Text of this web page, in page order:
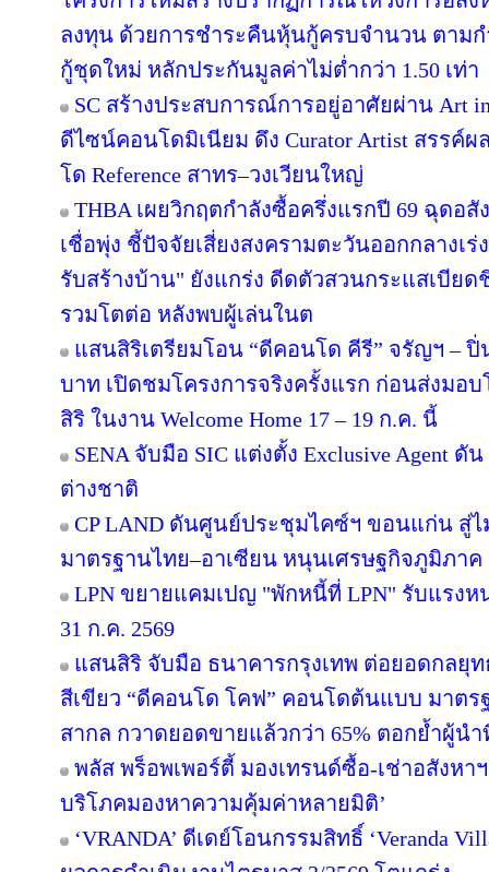
ลงทุน ด้วยการชำระคืนหุ้นกู้ครบจำนวน ตาม
กู้ชุดใหม่ หลักประกันมูลค่าไม่ต่ำกว่า 1.50 เท่า
SC สร้างประสบการณ์การอยู่อาศัยผ่าน Art
ดีไซน์คอนโดมิเนียม ดึง Curator Artist สรรค์
โด Reference สาทร–วงเวียนใหญ่
THBA เผยวิกฤตกำลังซื้อครึ่งแรกปี 69 ฉุดอ
เชื่อพุ่ง ชี้ปัจจัยเสี่ยงสงครามตะวันออกกลางเ
รับสร้างบ้าน" ยังแกร่ง ดีดตัวสวนกระแสเบีย
รวมโตต่อ หลังพบผู้เล่นในต
แสนสิริเตรียมโอน “ดีคอนโด คีรี” จรัญฯ – ปิ่
บาท เปิดชมโครงการจริงครั้งแรก ก่อนส่งม
สิริ ในงาน Welcome Home 17 – 19 ก.ค. นี้
SENA จับมือ SIC แต่งตั้ง Exclusive Agent ดั
ต่างชาติ
CP LAND ดันศูนย์ประชุมไคซ์ฯ ขอนแก่น สู่
มาตรฐานไทย–อาเซียน หนุนเศรษฐกิจภูมิภาค
LPN ขยายแคมเปญ "พักหนี้ที่ LPN" รับแรง
31 ก.ค. 2569
แสนสิริ จับมือ ธนาคารกรุงเทพ ต่อยอดกลยุ
สีเขียว “ดีคอนโด โคฟ” คอนโดต้นแบบ มาต
สากล กวาดยอดขายแล้วกว่า 65% ตอกย้ำผู้น
พลัส พร็อพเพอร์ตี้ มองเทรนด์ซื้อ-เช่าอสังหา
บริโภคมองหาความคุ้มค่าหลายมิติ’
‘VRANDA’ ดีเดย์โอนกรรมสิทธิ์ ‘Veranda